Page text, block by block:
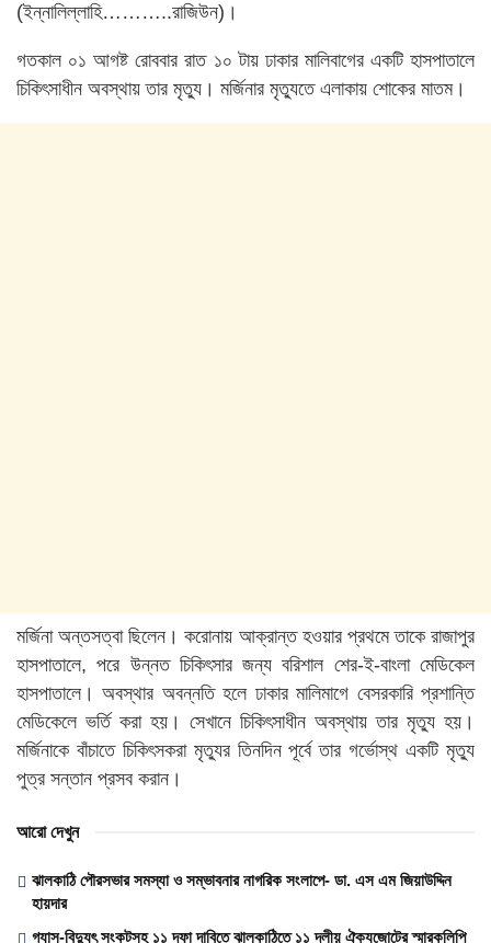
(ইন্নালিল্লাহি………..রাজিউন)।
গতকাল ০১ আগষ্ট রোববার রাত ১০ টায় ঢাকার মালিবাগের একটি হাসপাতালে
চিকিৎসাধীন অবস্থায় তার মৃত্যু। মর্জিনার মৃত্যুতে এলাকায় শোকের মাতম।
মর্জিনা অন্তসত্বা ছিলেন। করোনায় আক্রান্ত হওয়ার প্রথমে তাকে রাজাপুর
হাসপাতালে, পরে উন্নত চিকিৎসার জন্য বরিশাল শের-ই-বাংলা মেডিকেল
হাসপাতালে। অবস্থার অবন্নতি হলে ঢাকার মালিমাগে বেসরকারি প্রশান্তি
মেডিকেলে ভর্তি করা হয়। সেখানে চিকিৎসাধীন অবস্থায় তার মৃত্যু হয়।
মর্জিনাকে বাঁচাতে চিকিৎসকরা মৃত্যুর তিনদিন পূর্বে তার গর্ভোস্থ একটি মৃত্যু
পুত্র সন্তান প্রসব করান।
আরো দেখুন
ঝালকাঠি পৌরসভার সমস্যা ও সম্ভাবনার নাগরিক সংলাপে- ডা. এস এম জিয়াউদ্দিন
হায়দার
গ্যাস-বিদ্যুৎ সংকটসহ ১১ দফা দাবিতে ঝালকাঠিতে ১১ দলীয় ঐক্যজোটের স্মারকলিপি